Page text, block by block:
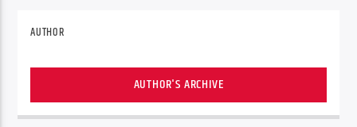
AUTHOR
AUTHOR'S ARCHIVE